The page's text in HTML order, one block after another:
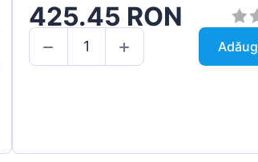
425.45 RON